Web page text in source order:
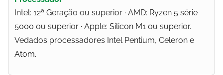
Intel: 12ª Geração ou superior · AMD: Ryzen 5 série
5000 ou superior · Apple: Silicon M1 ou superior.
Vedados processadores Intel Pentium, Celeron e
Atom.